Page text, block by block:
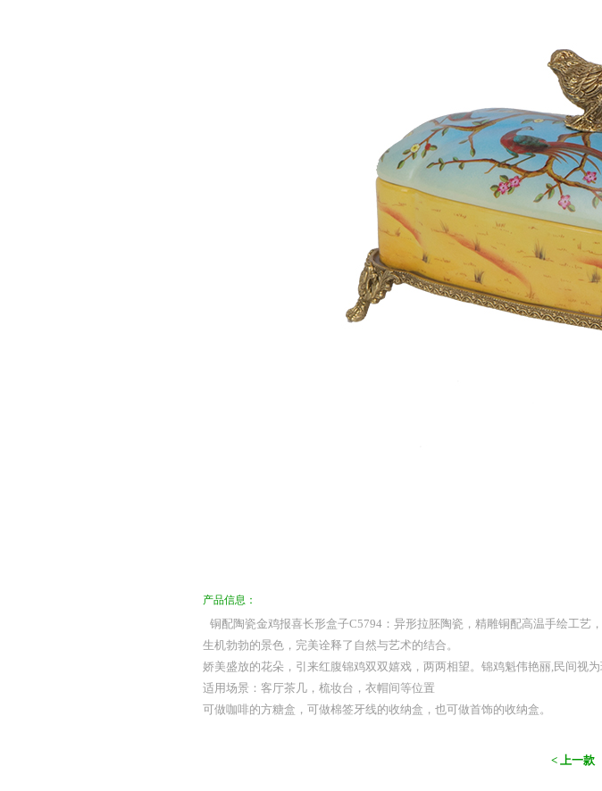
产品信息：
铜配陶瓷金鸡报喜长形盒子C5794：异形拉胚陶瓷，精雕铜配高温手绘工
生机勃勃的景色，完美诠释了自然与艺术的结合。
娇美盛放的花朵，引来红腹锦鸡双双嬉戏，两两相望。锦鸡魁伟艳丽,民间视
适用场景：客厅茶几，梳妆台，衣帽间等位置
可做咖啡的方糖盒，可做棉签牙线的收纳盒，也可做首饰的收纳盒。
< 上一款